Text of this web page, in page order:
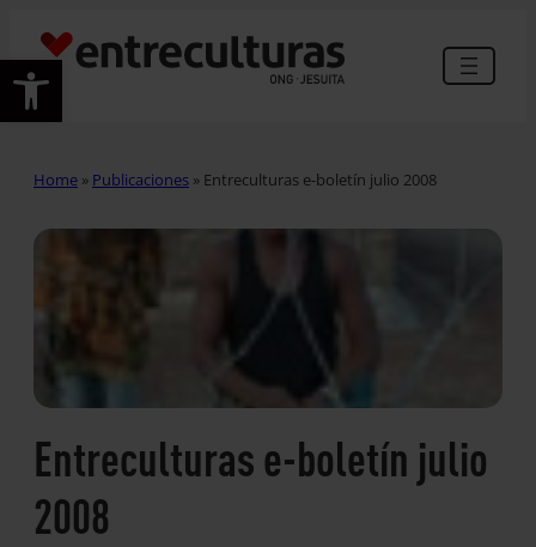
Abrir barra de herramientas
Home » Publicaciones » Entreculturas e-boletín julio 2008
Entreculturas e-boletín julio
2008